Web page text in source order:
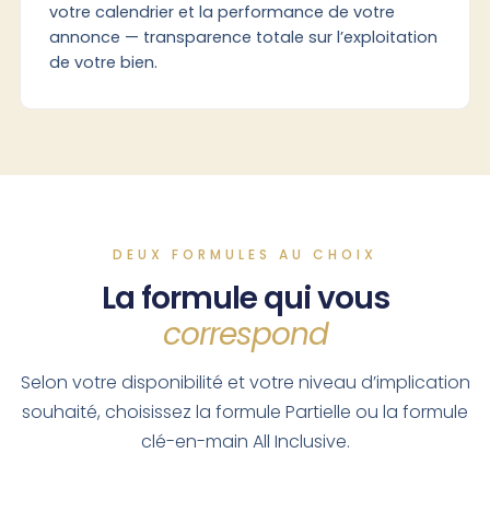
votre calendrier et la performance de votre
annonce — transparence totale sur l’exploitation
de votre bien.
DEUX FORMULES AU CHOIX
La formule qui vous
correspond
Selon votre disponibilité et votre niveau d’implication
souhaité, choisissez la formule Partielle ou la formule
clé-en-main All Inclusive.